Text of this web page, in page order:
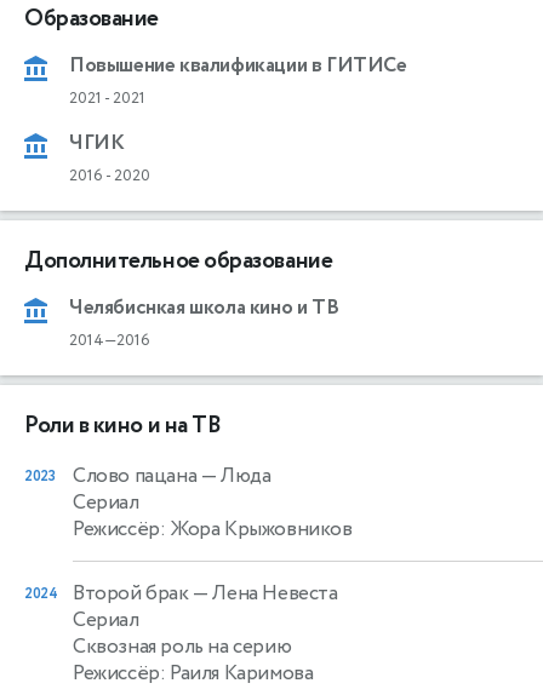
Образование
Повышение квалификации в ГИТИСе
2021 - 2021
ЧГИК
2016 - 2020
Дополнительное образование
Челябиснкая школа кино и ТВ
2014—2016
Роли в кино и на ТВ
2023 Слово пацана — Люда
Сериал
Режиссёр: Жора Крыжовников
2024 Второй брак— Лена Невеста
Сериал
Сквозная роль на серию
Режиссёр: Раиля Каримова